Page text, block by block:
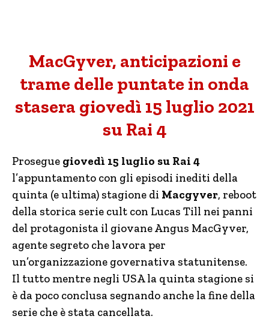
MacGyver, anticipazioni e
trame delle puntate in onda
stasera giovedì 15 luglio 2021
su Rai 4
Prosegue giovedì 15 luglio su Rai 4
l’appuntamento con gli episodi inediti della
quinta (e ultima) stagione di Macgyver, reboot
della storica serie cult con Lucas Till nei panni
del protagonista il giovane Angus MacGyver,
agente segreto che lavora per
un’organizzazione governativa statunitense.
Il tutto mentre negli USA la quinta stagione si
è da poco conclusa segnando anche la fine della
serie che è stata cancellata.